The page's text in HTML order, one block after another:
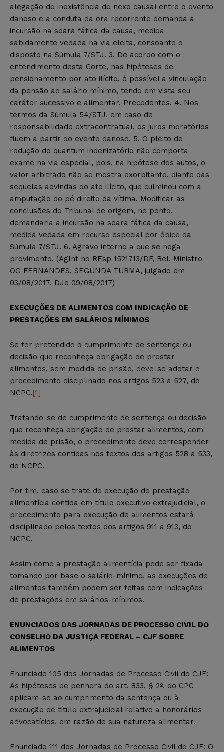
alegação de inexistência de nexo causal entre o evento
danoso e a conduta da ora recorrente demanda a
incursão na seara fática da causa, medida
sabidamente vedada na via eleita, consoante o
disposto na Súmula 7/STJ. 3. De acordo com o
entendimento desta Corte, nas hipóteses de
pensionamento por ato ilícito, é possível a vinculação
da pensão ao salário mínimo, tendo em vista seu
caráter sucessivo e alimentar. Precedentes. 4. Nos
termos da Súmula 54/STJ, em caso de
responsabilidade extracontratual, os juros moratórios
fluem a partir do evento danoso. 5. O pleito de
redução do quantum indenizatório não comporta
exame na via especial, pois, na hipótese dos autos, o
valor arbitrado não se mostra exorbitante, diante das
sequelas advindas do ato ilícito, que culminou com a
amputação do pé direito da vítima. Modificar as
conclusões do Tribunal de origem, no ponto,
demandaria a incursão na seara fática da causa,
medida vedada em recurso especial por óbice da
Súmula 7/STJ. 6. Agravo interno a que se nega
provimento. (AgInt no REsp 1521713/DF, Rel. Ministro
OG FERNANDES, SEGUNDA TURMA, julgado em
03/08/2017, DJe 09/08/2017)
EXECUÇÕES DE ALIMENTOS COM INDICAÇÃO DE
PRESTAÇÕES EM SALÁRIOS MÍNIMOS
Se for pretendido o cumprimento de sentença ou
decisão que reconheça obrigação de prestar
alimentos, sem medida de prisão, deve-se adotar o
procedimento disciplinado nos artigos 523 a 527, do
NCPC.[1]
Tratando-se de cumprimento de sentença ou decisão
que reconheça obrigação de prestar alimentos, com
medida de prisão, o procedimento deve corresponder
às diretrizes contidas nos textos dos artigos 528 a 533,
do NCPC.
Por fim, caso se trate de execução de prestação
alimentícia contida em título executivo extrajudicial, o
procedimento para execução de alimentos estará
disciplinado pelos textos dos artigos 911 a 913, do
NCPC.
Assim como a prestação alimentícia pode ser fixada
tomando por base o salário-mínimo, as execuções de
alimentos também podem ser feitas com indicações
de prestações em salários-mínimos.
ENUNCIADOS DAS JORNADAS DE PROCESSO CIVIL DO
CONSELHO DA JUSTIÇA FEDERAL – CJF SOBRE
ALIMENTOS
Enunciado 105 dos Jornadas de Processo Civil do CJF:
As hipóteses de penhora do art. 833, § 2º, do CPC
aplicam-se ao cumprimento da sentença ou à
execução de título extrajudicial relativo a honorários
advocatícios, em razão de sua natureza alimentar.
Enunciado 111 dos Jornadas de Processo Civil do CJF: O